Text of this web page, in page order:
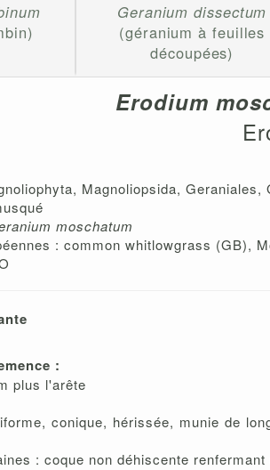
Geranium dissectum
(géranium à feuilles
découpées)
Erodium
Magnoliopsida, Geraniales,
moschatum
: common whitlowgrass (GB),
:
plus l'arête
conique, hérissée, munie de
: coque non déhiscente